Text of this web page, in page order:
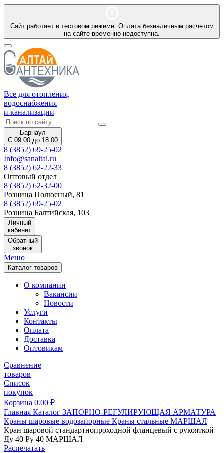
Сайт работает в тестовом режиме. Оплата безналичным расчетом
на сайте временно недоступна.
Все для отопления,
водоснабжения
и канализации
Барнаул
С 09:00 до 18:00
8 (3852) 69-25-02
Info@sanaltai.ru
8 (3852) 62-22-33
Оптовый отдел
8 (3852) 62-32-00
Розница Полюсный, 81
8 (3852) 69-25-02
Розница Балтийская, 103
Личный
кабинет
Обратный
звонок
Меню
Каталог товаров
О компании
Вакансии
Новости
Услуги
Контакты
Оплата
Доставка
Оптовикам
Сравнение
товаров
Список
покупок
Корзина 0.00 ₽
Главная Каталог ЗАПОРНО-РЕГУЛИРУЮЩАЯ АРМАТУРА
Краны шаровые водозапорные Краны стальные МАРШАЛ
Кран шаровой стандартнопроходной фланцевый с рукояткой
Ду 40 Ру 40 МАРШАЛ
Распечатать